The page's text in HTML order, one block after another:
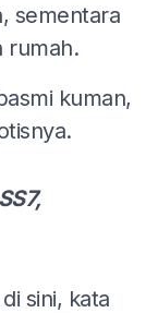
sementara
rumah.
kuman,
sini, kata